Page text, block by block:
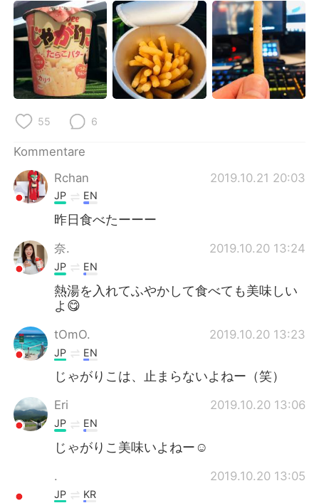
55 6
Kommentare
Rchan
2019.10.21 20:03
JP EN
昨日食べたーーー
奈. 2019.10.20 13:24
JP EN
熱湯を入れてふやかして食べても美味しい
よ😋
tOmO. 2019.10.20 13:23
JP EN
じゃがりこは、止まらないよねー（笑）
Eri 2019.10.20 13:06
JP EN
じゃがりこ美味いよねー☺
. 2019.10.20 13:05
JP KR